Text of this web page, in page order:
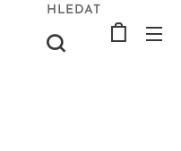
HLEDAT